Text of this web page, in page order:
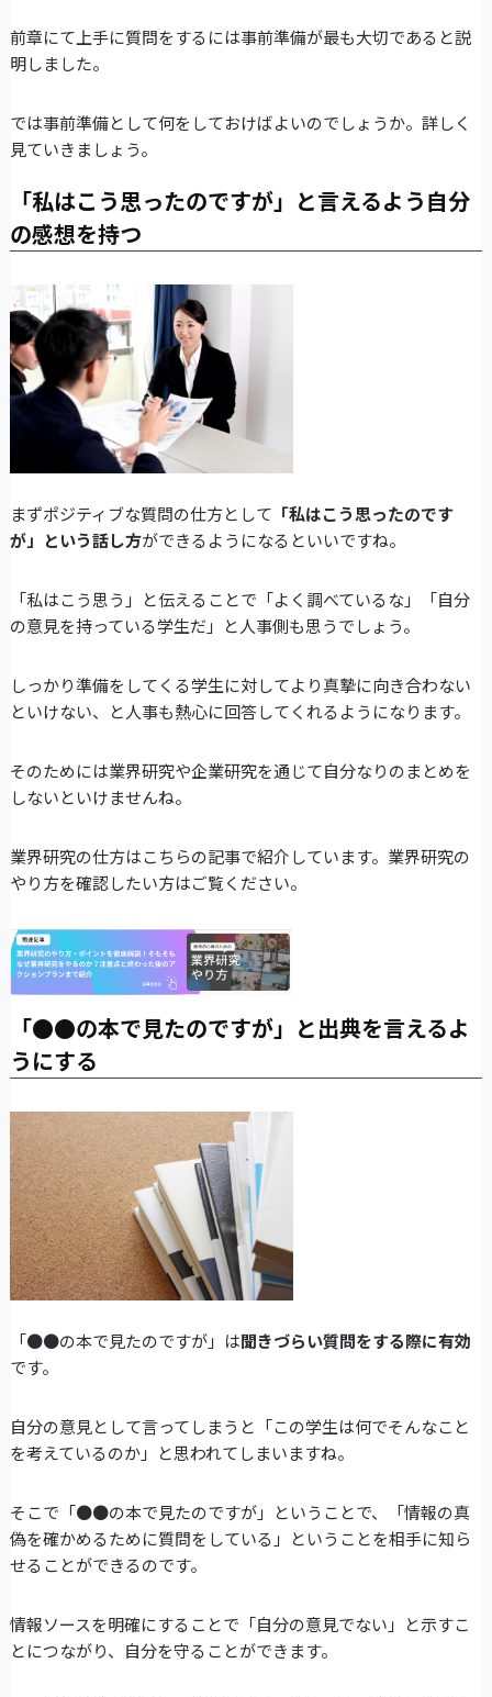
前章にて上手に質問をするには事前準備が最も大切であると説
明しました。
では事前準備として何をしておけばよいのでしょうか。詳しく
見ていきましょう。
「私はこう思ったのですが」と言えるよう自分
の感想を持つ
まずポジティブな質問の仕方として 「私はこう思ったのです
が」という話し方ができるようになるといいですね。
「私はこう思う」と伝えることで「よく調べているな」「自分
の意見を持っている学生だ」と人事側も思うでしょう。
しっかり準備をしてくる学生に対してより真摯に向き合わない
といけない、と人事も熱心に回答してくれるようになります。
そのためには業界研究や企業研究を通じて自分なりのまとめを
しないといけませんね。
業界研究の仕方はこちらの記事で紹介しています。業界研究の
やり方を確認したい方はご覧ください。
「●●の本で見たのですが」と出典を言えるよ
うにする
「●●の本で見たのですが」は聞きづらい質問をする際に有効
です。
自分の意見として言ってしまうと「この学生は何でそんなこと
を考えているのか」と思われてしまいますね。
そこで「●●の本で見たのですが」ということで、「情報の真
偽を確かめるために質問をしている」ということを相手に知ら
せることができるのです。
情報ソースを明確にすることで「自分の意見でない」と示すこ
とにつながり、自分を守ることができます。